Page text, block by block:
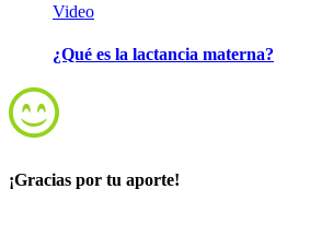
Video
¿Qué es la lactancia materna?
¡Gracias por tu aporte!